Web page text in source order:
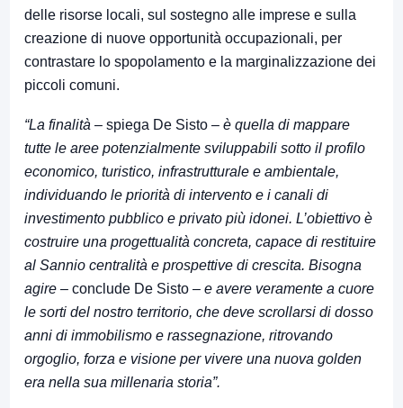
delle risorse locali, sul sostegno alle imprese e sulla
creazione di nuove opportunità occupazionali, per
contrastare lo spopolamento e la marginalizzazione dei
piccoli comuni.
“La finalità – spiega De Sisto – è quella di mappare
tutte le aree potenzialmente sviluppabili sotto il profilo
economico, turistico, infrastrutturale e ambientale,
individuando le priorità di intervento e i canali di
investimento pubblico e privato più idonei. L’obiettivo è
costruire una progettualità concreta, capace di restituire
al Sannio centralità e prospettive di crescita. Bisogna
agire – conclude De Sisto – e avere veramente a cuore
le sorti del nostro territorio, che deve scrollarsi di dosso
anni di immobilismo e rassegnazione, ritrovando
orgoglio, forza e visione per vivere una nuova golden
era nella sua millenaria storia”.